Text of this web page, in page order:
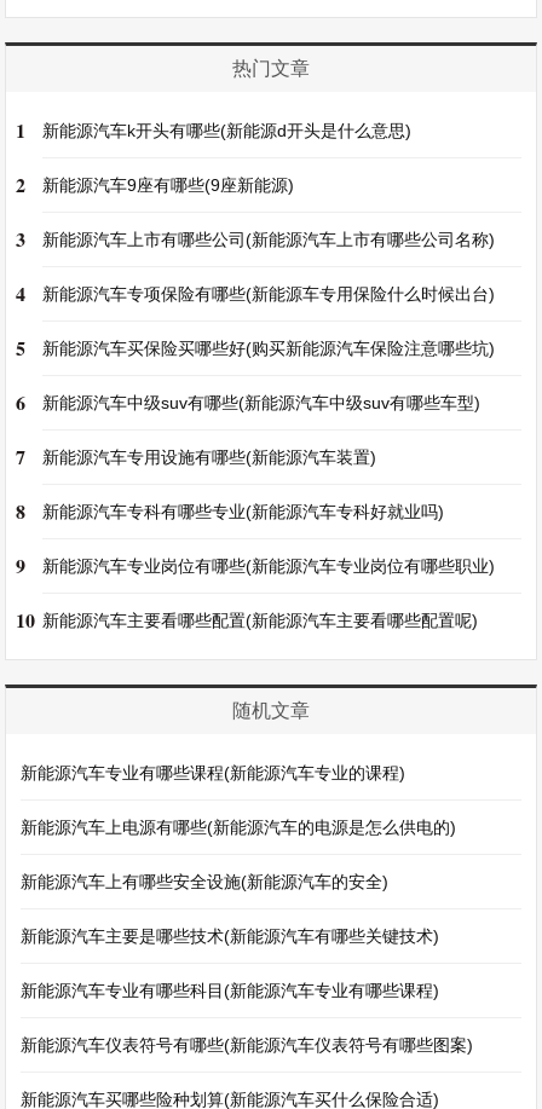
热门文章
1 新能源汽车k开头有哪些(新能源d开头是什么意思)
2 新能源汽车9座有哪些(9座新能源)
3 新能源汽车上市有哪些公司(新能源汽车上市有哪些公司名称)
4 新能源汽车专项保险有哪些(新能源车专用保险什么时候出台)
5 新能源汽车买保险买哪些好(购买新能源汽车保险注意哪些坑)
6 新能源汽车中级suv有哪些(新能源汽车中级suv有哪些车型)
7 新能源汽车专用设施有哪些(新能源汽车装置)
8 新能源汽车专科有哪些专业(新能源汽车专科好就业吗)
9 新能源汽车专业岗位有哪些(新能源汽车专业岗位有哪些职业)
10 新能源汽车主要看哪些配置(新能源汽车主要看哪些配置呢)
随机文章
新能源汽车专业有哪些课程(新能源汽车专业的课程)
新能源汽车上电源有哪些(新能源汽车的电源是怎么供电的)
新能源汽车上有哪些安全设施(新能源汽车的安全)
新能源汽车主要是哪些技术(新能源汽车有哪些关键技术)
新能源汽车专业有哪些科目(新能源汽车专业有哪些课程)
新能源汽车仪表符号有哪些(新能源汽车仪表符号有哪些图案)
新能源汽车买哪些险种划算(新能源汽车买什么保险合适)